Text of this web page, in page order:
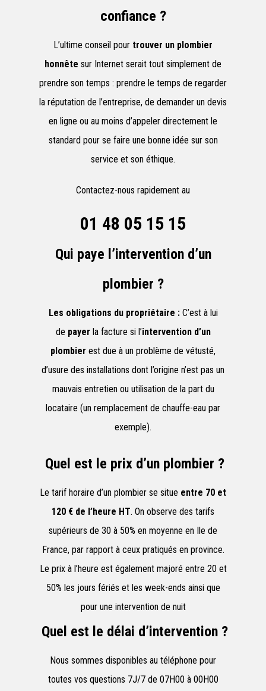
confiance ?
L’ultime conseil pour trouver un plombier
honnête sur Internet serait tout simplement de
prendre son temps : prendre le temps de regarder
la réputation de l’entreprise, de demander un devis
en ligne ou au moins d’appeler directement le
standard pour se faire une bonne idée sur son
service et son éthique.
Contactez-nous rapidement au
01 48 05 15 15
Qui paye l’intervention d’un
plombier ?
Les obligations du propriétaire :C’est à lui
de payer la facture si l’intervention d’un
plombier est due à un problème de vétusté,
d’usure des installations dont l’origine n’est pas un
mauvais entretien ou utilisation de la part du
locataire (un remplacement de chauffe-eau par
exemple).
Quel est le prix d’un plombier ?
Le tarif horaire d’un plombier se situe entre 70 et
120 € de l’heure HT. On observe des tarifs
supérieurs de 30 à 50% en moyenne en Ile de
France, par rapport à ceux pratiqués en province.
Le prix à l’heure est également majoré entre 20 et
50% les jours fériés et les week-ends ainsi que
pour une intervention de nuit
Quel est le délai d’intervention ?
Nous sommes disponibles au téléphone pour
toutes vos questions 7J/7 de 07H00 à 00H00